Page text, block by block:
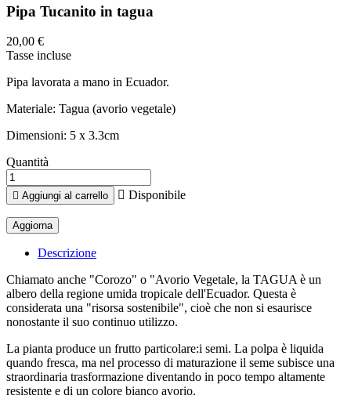
Pipa Tucanito in tagua
20,00 €
Tasse incluse
Pipa lavorata a mano in Ecuador.
Materiale: Tagua (avorio vegetale)
Dimensioni: 5 x 3.3cm
Quantità
 Aggiungi al carrello  Disponibile
Descrizione
Chiamato anche "Corozo" o "Avorio Vegetale, la TAGUA è un
albero della regione umida tropicale dell'Ecuador. Questa è
considerata una "risorsa sostenibile", cioè che non si esaurisce
nonostante il suo continuo utilizzo.
La pianta produce un frutto particolare:i semi. La polpa è liquida
quando fresca, ma nel processo di maturazione il seme subisce una
straordinaria trasformazione diventando in poco tempo altamente
resistente e di un colore bianco avorio.